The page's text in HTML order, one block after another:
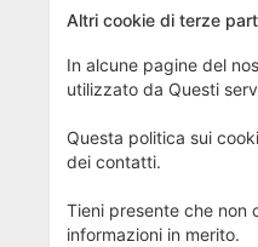
Altri cookie di terze
In alcune pagine del
utilizzato da Questi
Questa politica sui
dei contatti.
Tieni presente che non
informazioni in merito.